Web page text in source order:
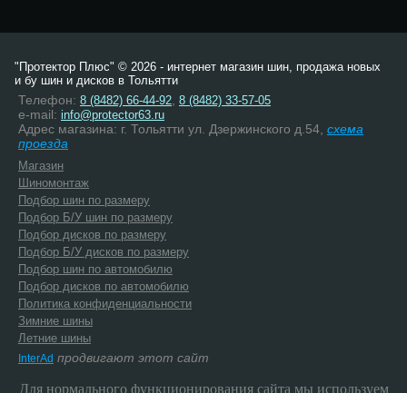
"Протектор Плюс" © 2026 - интернет магазин шин, продажа новых
и бу шин и дисков в Тольятти
Телефон: 8 (8482) 66-44-92 8 (8482) 33-57-05
e-mail: info@protector63.ru
Адрес магазина: г. Тольятти ул. Дзержинского д.54, схема
проезда
Магазин
Шиномонтаж
Подбор шин по размеру
Подбор Б/У шин по размеру
Подбор дисков по размеру
Подбор Б/У дисков по размеру
Подбор шин по автомобилю
Подбор дисков по автомобилю
Политика конфиденциальности
Зимние шины
Летние шины
InterAd продвигают этот сайт
Для нормального функционирования сайта мы используем